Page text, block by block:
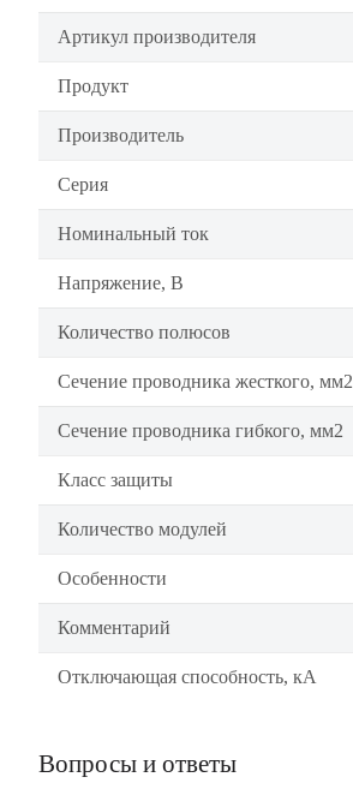
Артикул производителя
Продукт
Производитель
Серия
Номинальный ток
Напряжение, В
Количество полюсов
Сечение проводника жесткого, мм2
Сечение проводника гибкого, мм2
Класс защиты
Количество модулей
Особенности
Комментарий
Отключающая способность, кА
Вопросы и ответы